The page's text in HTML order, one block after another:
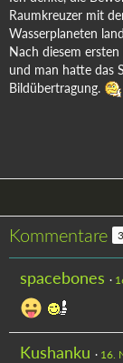
Raumkreuzer mit
Wasserplaneten
Nach diesem
und man hatte das
Bildübertragung.
Kommentare 3
spacebones
Kushanku 16.